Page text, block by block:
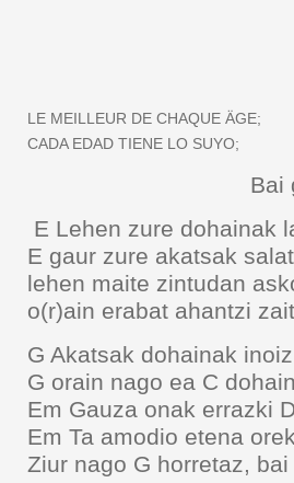
LE MEILLEUR DE CHAQUE ÄGE;
CADA EDAD TIENE LO SUYO;
Bai
E Lehen zure
E gaur zure akatsak
lehen maite zintudan
o(r)ain erabat ahantzi
G Akatsak dohainak
G orain nago ea C
Em Gauza onak errazki
Em Ta amodio etena
Ziur nago G horretaz,